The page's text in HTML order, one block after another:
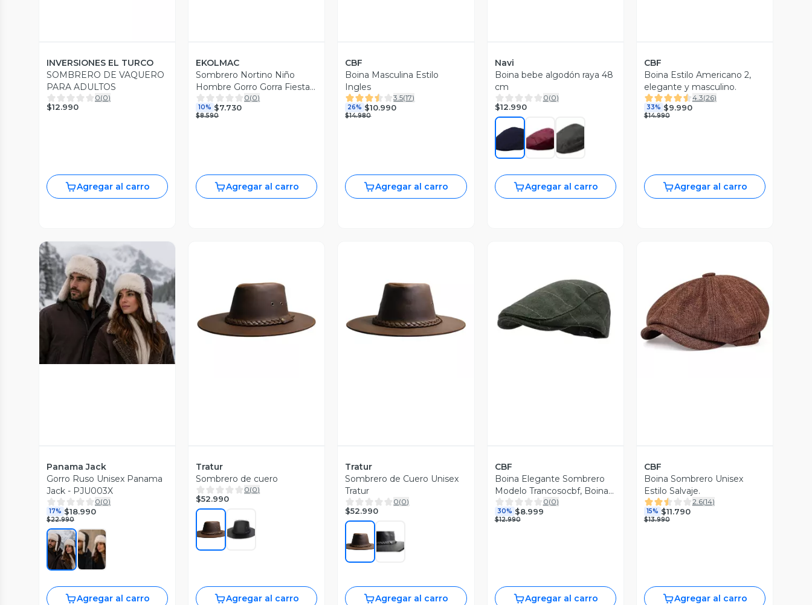
INVERSIONES EL TURCO
SOMBRERO DE VAQUERO
PARA ADULTOS
0(0)
$12.990
Agregar al carro
EKOLMAC
Sombrero Nortino Niño
Hombre Gorro Gorra Fiestas
Patrias
0(0)
10% $7.730
$8.590
Agregar al carro
CBF
Boina Masculina Estilo
Ingles
3.5(17)
26% $10.990
$14.980
Agregar al carro
Navi
Boina bebe algodón raya 48
cm
0(0)
$12.990
Agregar al carro
CBF
Boina Estilo Americano 2,
elegante y masculino.
4.3(26)
33% $9.990
$14.990
Agregar al carro
Vista Previa
Panama Jack
Gorro Ruso Unisex Panama
Jack - PJU003X
0(0)
17% $18.990
$22.990
Agregar al carro
Vista Previa
Tratur
Sombrero de cuero
0(0)
$52.990
Agregar al carro
Vista Previa
Tratur
Sombrero de Cuero Unisex
Tratur
0(0)
$52.990
Agregar al carro
Vista Previa
CBF
Boina Elegante Sombrero
Modelo Trancosocbf, Boina
Protectora 0(0)
30% $8.999
$12.990
Agregar al carro
Vista Previa
CBF
Boina Sombrero Unisex
Estilo Salvaje.
2.6(14)
15% $11.790
$13.990
Agregar al carro